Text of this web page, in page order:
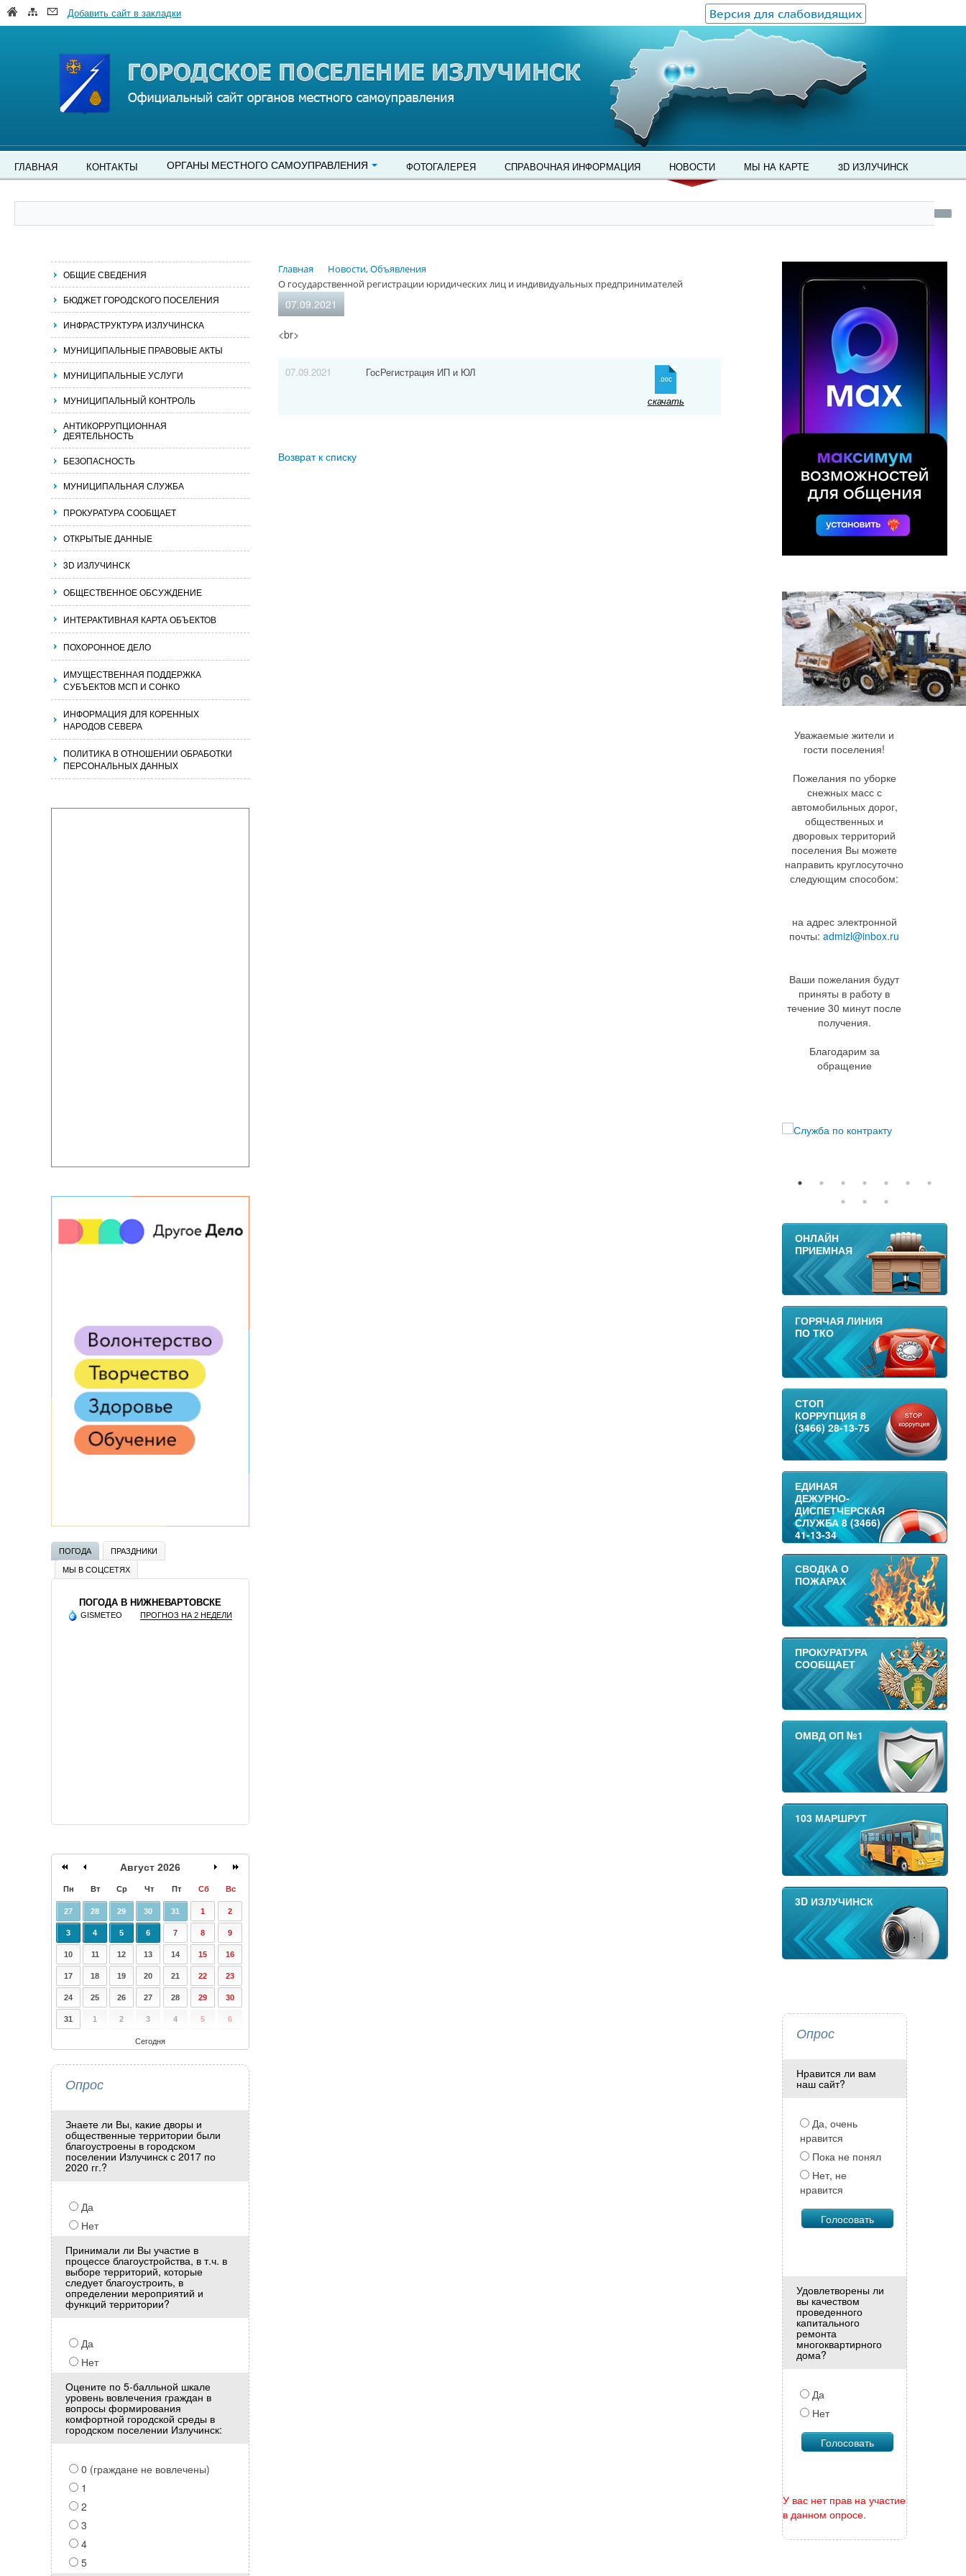
Версия для слабовидящих
Добавить сайт в закладки
ГЛАВНАЯ КОНТАКТЫ ОРГАНЫ МЕСТНОГО САМОУПРАВЛЕНИЯ ФОТОГАЛЕРЕЯ СПРАВОЧНАЯ ИНФОРМАЦИЯ НОВОСТИ МЫ НА КАРТЕ 3D ИЗЛУЧИНСК
Главная
Новости, Объявления
О государственной регистрации юридических лиц и индивидуальных предпринимателей
07.09.2021
<br>
07.09.2021 ГосРегистрация ИП и ЮЛ
скачать
Возврат к списку
ОБЩИЕ СВЕДЕНИЯ
БЮДЖЕТ ГОРОДСКОГО ПОСЕЛЕНИЯ
ИНФРАСТРУКТУРА ИЗЛУЧИНСКА
МУНИЦИПАЛЬНЫЕ ПРАВОВЫЕ АКТЫ
МУНИЦИПАЛЬНЫЕ УСЛУГИ
МУНИЦИПАЛЬНЫЙ КОНТРОЛЬ
АНТИКОРРУПЦИОННАЯ
ДЕЯТЕЛЬНОСТЬ
БЕЗОПАСНОСТЬ
МУНИЦИПАЛЬНАЯ СЛУЖБА
ПРОКУРАТУРА СООБЩАЕТ
ОТКРЫТЫЕ ДАННЫЕ
3D ИЗЛУЧИНСК
ОБЩЕСТВЕННОЕ ОБСУЖДЕНИЕ
ИНТЕРАКТИВНАЯ КАРТА ОБЪЕКТОВ
ПОХОРОННОЕ ДЕЛО
ИМУЩЕСТВЕННАЯ ПОДДЕРЖКА
СУБЪЕКТОВ МСП И СОНКО
ИНФОРМАЦИЯ ДЛЯ КОРЕННЫХ
НАРОДОВ СЕВЕРА
ПОЛИТИКА В ОТНОШЕНИИ ОБРАБОТКИ
ПЕРСОНАЛЬНЫХ ДАННЫХ
ПОГОДА
ПРАЗДНИКИ
МЫ В СОЦСЕТЯХ
ПОГОДА В НИЖНЕВАРТОВСКЕ
GISMETEO ПРОГНОЗ НА 2 НЕДЕЛИ
Август 2026
Пн Вт Ср Чт Пт Сб Вс
27 28 29 30 31 1 2
3 4 5 6 7 8 9
10 11 12 13 14 15 16
17 18 19 20 21 22 23
24 25 26 27 28 29 30
31 1 2 3 4 5 6
Сегодня
Опрос
Знаете ли Вы, какие дворы и
общественные территории были
благоустроены в городском
поселении Излучинск с 2017 по
2020 гг.?
Да
Нет
Принимали ли Вы участие в
процессе благоустройства, в т.ч. в
выборе территорий, которые
следует благоустроить, в
определении мероприятий и
функций территории?
Да
Нет
Оцените по 5-балльной шкале
уровень вовлечения граждан в
вопросы формирования
комфортной городской среды в
городском поселении Излучинск:
0 (граждане не вовлечены)
1
2
3
4
5
Уважаемые жители и
гости поселения!
Пожелания по уборке
снежных масс с
автомобильных дорог,
общественных и
дворовых территорий
поселения Вы можете
направить круглосуточно
следующим способом:
на адрес электронной
почты:admizl@inbox.ru
Ваши пожелания будут
приняты в работу в
течение 30 минут после
получения.
Благодарим за
обращение
11
ОНЛАЙН
ПРИЕМНАЯ
ГОРЯЧАЯ ЛИНИЯ
ПО ТКО
СТОП
КОРРУПЦИЯ 8
(3466) 28-13-75
ЕДИНАЯ
ДЕЖУРНО-
ДИСПЕТЧЕРСКАЯ
СЛУЖБА 8 (3466)
41-13-34
СВОДКА О
ПОЖАРАХ
ПРОКУРАТУРА
СООБЩАЕТ
ОМВД ОП №1
103 МАРШРУТ
3D ИЗЛУЧИНСК
Опрос
Нравится ли вам
наш сайт?
Да, очень
нравится
Пока не понял
Нет, не
нравится
Удовлетворены ли
вы качеством
проведенного
капитального
ремонта
многоквартирного
дома?
Да
Нет
У вас нет прав на участие
в данном опросе.